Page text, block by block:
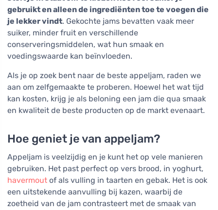
gebruikt en alleen de ingrediënten toe te voegen die
je lekker vindt. Gekochte jams bevatten vaak meer
suiker, minder fruit en verschillende
conserveringsmiddelen, wat hun smaak en
voedingswaarde kan beïnvloeden.
Als je op zoek bent naar de beste appeljam, raden we
aan om zelfgemaakte te proberen. Hoewel het wat tijd
kan kosten, krijg je als beloning een jam die qua smaak
en kwaliteit de beste producten op de markt evenaart.
Hoe geniet je van appeljam?
Appeljam is veelzijdig en je kunt het op vele manieren
gebruiken. Het past perfect op vers brood, in yoghurt,
havermout of als vulling in taarten en gebak. Het is ook
een uitstekende aanvulling bij kazen, waarbij de
zoetheid van de jam contrasteert met de smaak van